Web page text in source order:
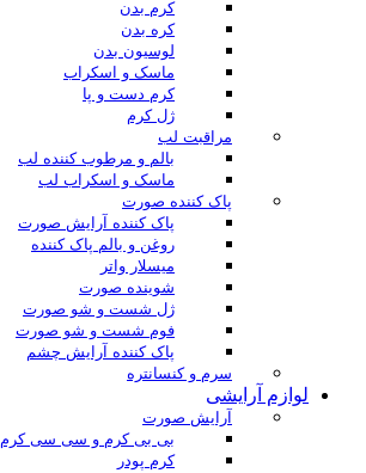
کرم بدن
کره بدن
لوسیون بدن
ماسک و اسکراب
کرم دست و پا
ژل کرم
مراقبت لب
بالم و مرطوب کننده لب
ماسک و اسکراب لب
پاک کننده صورت
پاک کننده آرایش صورت
روغن و بالم پاک کننده
میسلار واتر
شوینده صورت
ژل شست و شو صورت
فوم شست و شو صورت
پاک کننده آرایش چشم
سرم و کنسانتره
لوازم آرایشی
آرایش صورت
بی بی کرم و سی سی کرم
کرم پودر